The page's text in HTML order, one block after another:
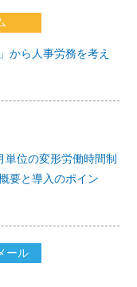
から人事労務を考え
単位の変形労働時間制
要と導入のポイン
ール